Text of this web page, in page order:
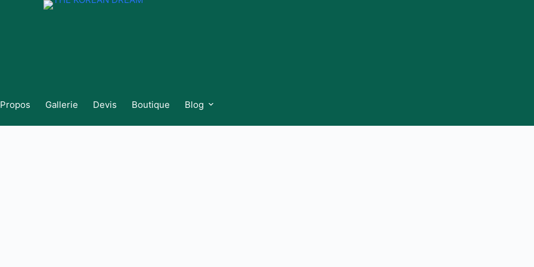
Gallerie Devis Boutique Blog